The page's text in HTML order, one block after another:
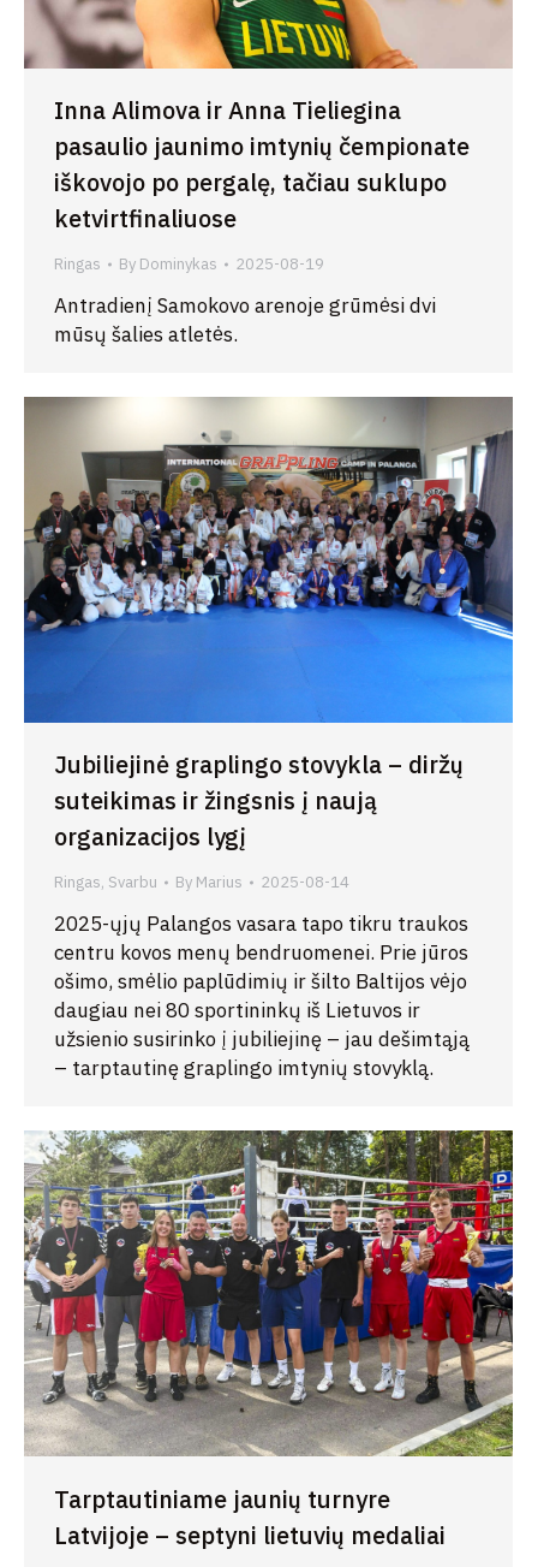
Inna Alimova ir Anna Tieliegina
pasaulio jaunimo imtynių čempionate
iškovojo po pergalę, tačiau suklupo
ketvirtfinaliuose
Ringas By Dominykas 2025-08-19
Antradienį Samokovo arenoje grūmėsi dvi
mūsų šalies atletės.
Jubiliejinė graplingo stovykla – diržų
suteikimas ir žingsnis į naują
organizacijos lygį
Ringas, Svarbu By Marius 2025-08-14
2025-ųjų Palangos vasara tapo tikru traukos
centru kovos menų bendruomenei. Prie jūros
ošimo, smėlio paplūdimių ir šilto Baltijos vėjo
daugiau nei 80 sportininkų iš Lietuvos ir
užsienio susirinko į jubiliejinę – jau dešimtąją
– tarptautinę graplingo imtynių stovyklą.
Tarptautiniame jaunių turnyre
Latvijoje – septyni lietuvių medaliai